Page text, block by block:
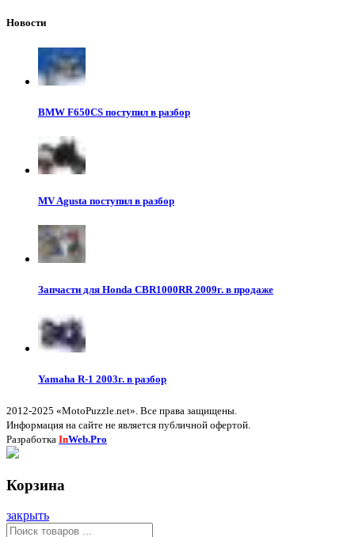
Новости
BMW F650CS поступил в разбор
MV Agusta поступил в разбор
Запчасти для Honda CBR1000RR 2009г. в продаже
Yamaha R-1 2003г. в разбор
2012-2025 «MotoPuzzle.net». Все права защищены.
Информация на сайте не является публичной офертой.
Разработка InWeb.Pro
Корзина
закрыть